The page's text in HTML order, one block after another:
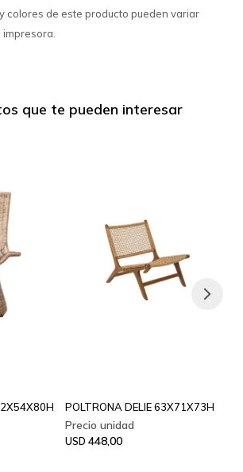
colores de este producto pueden variar
que te pueden interesar
POLTRONA DELIE 63X71X73H
USD 448,00